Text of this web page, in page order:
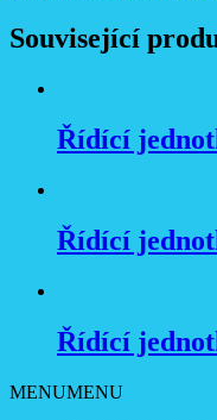
Související
Řídící
Řídící
Řídící
MENUMENU